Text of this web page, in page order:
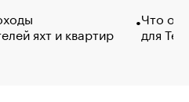
яхт и квартир
Что
для